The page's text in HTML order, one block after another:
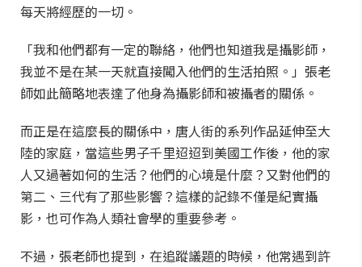
每天將經歷的一切。
「我和他們都有一定的聯絡，他們也知道我是攝影師，
我並不是在某一天就直接闖入他們的生活拍照。」張老
師如此簡略地表達了他身為攝影師和被攝者的關係。
而正是在這麼長的關係中，唐人街的系列作品延伸至大
陸的家庭，當這些男子千里迢迢到美國工作後，他的家
人又過著如何的生活？他們的心境是什麼？又對他們的
第二、三代有了那些影響？這樣的記錄不僅是紀實攝
影，也可作為人類社會學的重要參考。
不過，張老師也提到，在追蹤議題的時候，他常遇到許